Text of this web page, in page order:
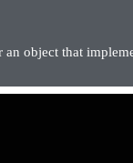
an object that